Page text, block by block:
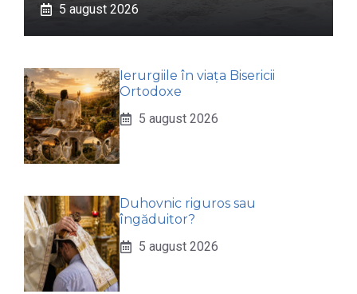
5 august 2026
Ierurgiile în viața Bisericii
Ortodoxe
5 august 2026
Duhovnic riguros sau
îngăduitor?
5 august 2026